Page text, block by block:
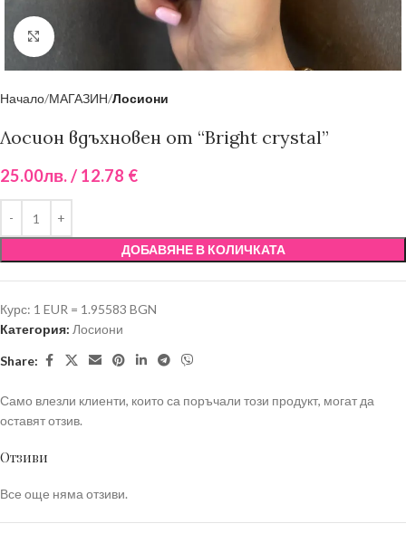
Click to enlarge
Начало МАГАЗИН Лосиони
Лосион вдъхновен от “Bright crystal”
25.00лв./ 12.78 €
ДОБАВЯНЕ В КОЛИЧКАТА
Курс: 1 EUR = 1.95583 BGN
Категория: Лосиони
Share:
Отзиви
Все още няма отзиви.
Само влезли клиенти, които са поръчали този продукт, могат да
оставят отзив.